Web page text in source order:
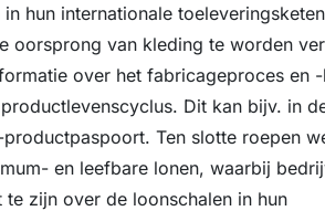
hun internationale
oorsprong van kleding te worden
over het fabricageproces en
Dit kan bijv. in
Ten slotte roepen
en leefbare lonen, waarbij
zijn over de loonschalen in hun